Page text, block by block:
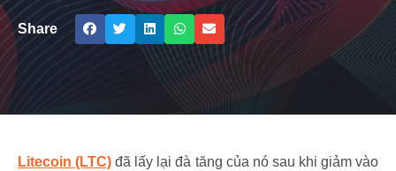
Share
Litecoin (LTC) đã lấy lại đà tăng của nó sau khi giảm vào